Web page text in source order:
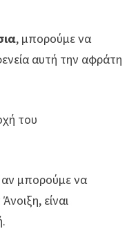
, μπορούμε να
αυτή την αφράτη
του
αν μπορούμε να
είναι